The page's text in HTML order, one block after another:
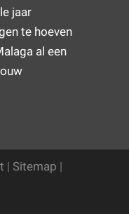
jaar
te hoeven
al een
| Sitemap |